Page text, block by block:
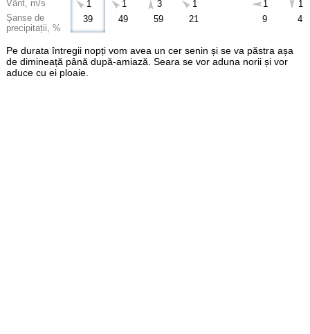
Vânt, m/s
Șanse de
precipitații, %
1
39
1
49
3
59
1
21
1
9
1
4
Pe durata întregii nopți vom avea un cer senin și se va păstra așa
de dimineață până după-amiază. Seara se vor aduna norii și vor
aduce cu ei ploaie.